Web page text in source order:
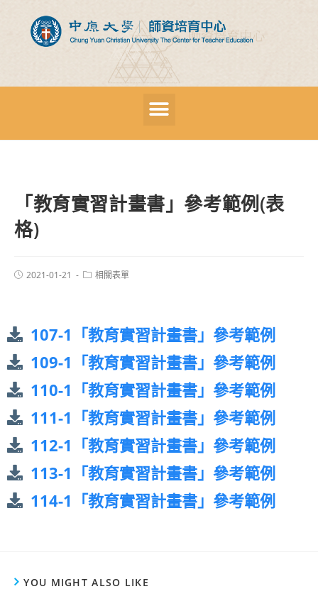
「教育實習計畫書」參考範例(表
格)
2021-01-21 相關表單
107-1「教育實習計畫書」參考範例
109-1「教育實習計畫書」參考範例
110-1「教育實習計畫書」參考範例
111-1「教育實習計畫書」參考範例
112-1「教育實習計畫書」參考範例
113-1「教育實習計畫書」參考範例
114-1「教育實習計畫書」參考範例
YOU MIGHT ALSO LIKE